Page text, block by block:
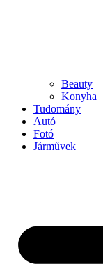
Beauty
Konyha
Tudomány
Autó
Fotó
Járművek